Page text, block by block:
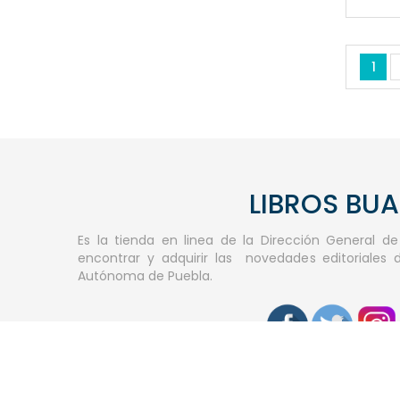
1
LIBROS
Es la tienda en linea de la Dirección General
encontrar y adquirir las novedades editoriales
Autónoma de Puebla.